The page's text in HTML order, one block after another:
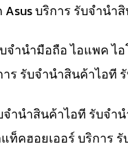
บริการ รับจำน
จำนำมือถือ ไอแพค ไ
ร รับจำนำสินค้าไอ
ำนำสินค้าไอที รับจ
ท็คฮอยเออร์ บริการ